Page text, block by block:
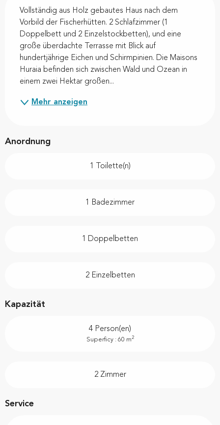
Vollständig aus Holz gebautes Haus nach dem
Vorbild der Fischerhütten. 2 Schlafzimmer (1
Doppelbett und 2 Einzelstockbetten), und eine
große überdachte Terrasse mit Blick auf
hundertjährige Eichen und Schirmpinien. Die Maisons
Huraia befinden sich zwischen Wald und Ozean in
einem zwei Hektar großen...
Mehr anzeigen
Anordnung
1 Toilette(n)
1 Badezimmer
1 Doppelbetten
2 Einzelbetten
Kapazität
4 Person(en)
Superficy : 60 m 2
2 Zimmer
Service